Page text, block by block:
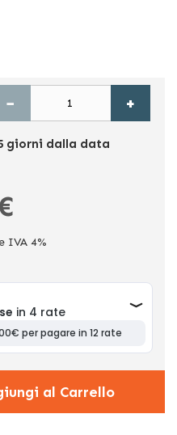
− +
giorni dalla data
IVA 4%
al Carrello